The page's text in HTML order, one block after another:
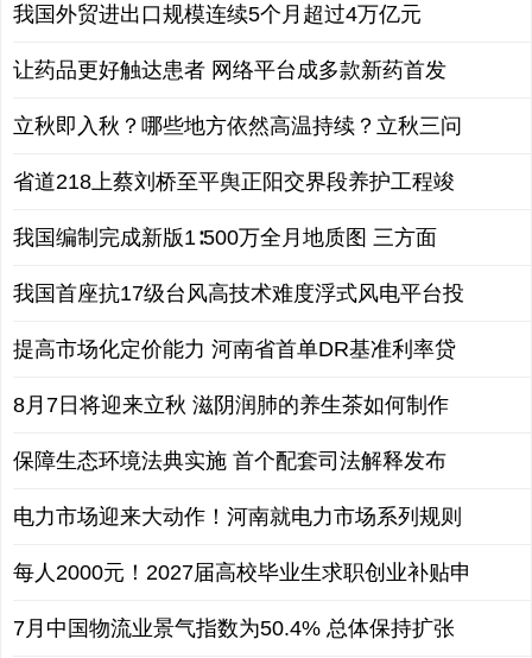
我国外贸进出口规模连续5个月超过4万亿元
让药品更好触达患者 网络平台成多款新药首发
立秋即入秋？哪些地方依然高温持续？立秋三问
省道218上蔡刘桥至平舆正阳交界段养护工程竣
我国编制完成新版1∶500万全月地质图 三方面
我国首座抗17级台风高技术难度浮式风电平台投
提高市场化定价能力 河南省首单DR基准利率贷
8月7日将迎来立秋 滋阴润肺的养生茶如何制作
保障生态环境法典实施 首个配套司法解释发布
电力市场迎来大动作！河南就电力市场系列规则
每人2000元！2027届高校毕业生求职创业补贴申
7月中国物流业景气指数为50.4% 总体保持扩张